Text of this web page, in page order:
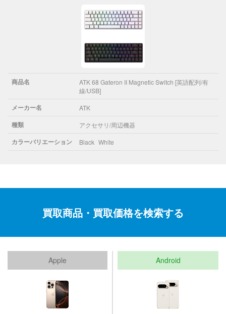
商品名
ATK 68 Gateron II Magnetic Switch [英語配列/有
線/USB]
メーカー名 ATK
種類 アクセサリ/周辺機器
カラーバリエーション Black White
買取商品・買取価格を検索する
Apple Android